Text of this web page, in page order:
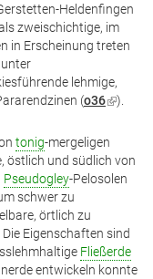
Heldenfingen
zweischichtige, im
in Erscheinung treten
lehmige,
(o36(Link
extern)
).
tonig-mergeligen
östlich und südlich von
Pseudogley-Pelosolen
schwer zu
örtlich zu
Eigenschaften sind
Fließerde
entwickeln konnte